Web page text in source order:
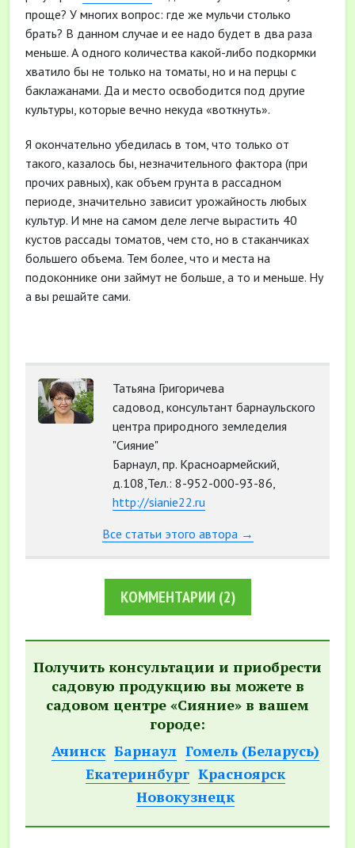
проще? У многих вопрос: где же мульчи столько
брать? В данном случае и ее надо будет в два раза
меньше. А одного количества какой-либо подкормки
хватило бы не только на томаты, но и на перцы с
баклажанами. Да и место освободится под другие
культуры, которые вечно некуда «воткнуть».
Я окончательно убедилась в том, что только от
такого, казалось бы, незначительного фактора (при
прочих равных), как объем грунта в рассадном
периоде, значительно зависит урожайность любых
культур. И мне на самом деле легче вырастить 40
кустов рассады томатов, чем сто, но в стаканчиках
большего объема. Тем более, что и места на
подоконнике они займут не больше, а то и меньше. Ну
а вы решайте сами.
Татьяна Григоричева
садовод, консультант барнаульского
центра природного земледелия
"Сияние"
Барнаул, пр. Красноармейский,
д.108,Тел.: 8-952-000-93-86,
http://sianie22.ru
Все статьи этого автора →
КОММЕНТАРИИ (2)
Получить консультации и приобрести
садовую продукцию вы можете в
садовом центре «Сияние» в вашем
городе:
Ачинск Барнаул Гомель (Беларусь)
Екатеринбург Красноярск
Новокузнецк